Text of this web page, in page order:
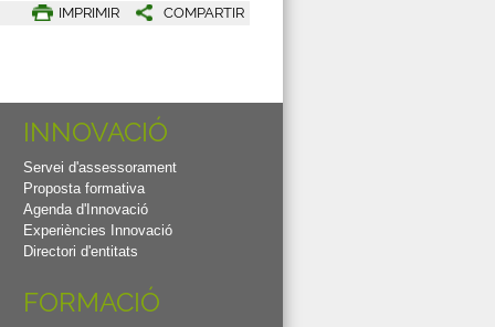
IMPRIMIR COMPARTIR
INNOVACIÓ
Servei d'assessorament
Proposta formativa
Agenda d'Innovació
Experiències Innovació
Directori d'entitats
FORMACIÓ